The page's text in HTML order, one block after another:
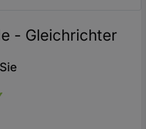
- Gleichrichter